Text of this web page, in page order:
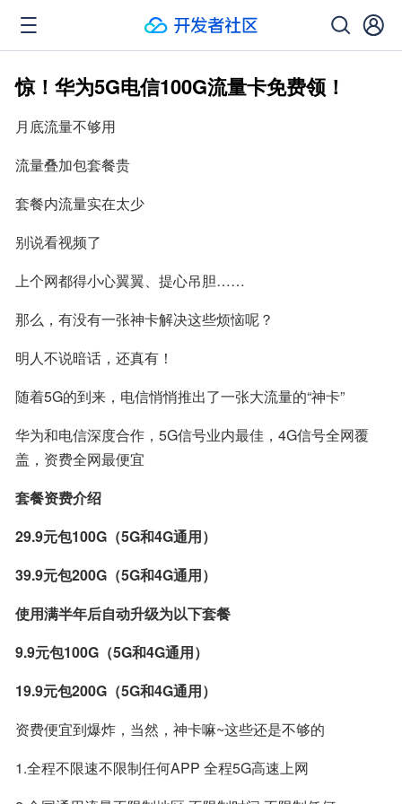
惊！华为5G电信100G流量卡免费领！
月底流量不够用
流量叠加包套餐贵
套餐内流量实在太少
别说看视频了
上个网都得小心翼翼、提心吊胆……
那么，有没有一张神卡解决这些烦恼呢？
明人不说暗话，还真有！
随着5G的到来，电信悄悄推出了一张大流量的“神卡”
华为和电信深度合作，5G信号业内最佳，4G信号全网覆
盖，资费全网最便宜
套餐资费介绍
29.9元包100G（5G和4G通用）
39.9元包200G（5G和4G通用）
使用满半年后自动升级为以下套餐
9.9元包100G（5G和4G通用）
19.9元包200G（5G和4G通用）
资费便宜到爆炸，当然，神卡嘛~这些还是不够的
1.全程不限速不限制任何APP 全程5G高速上网